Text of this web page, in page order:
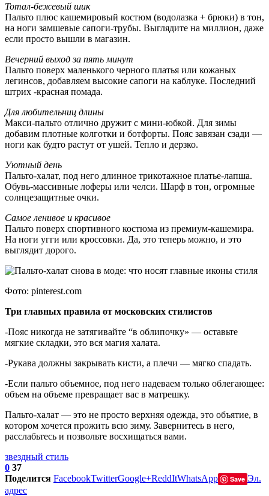
Тотал-бежевый шик
Пальто плюс кашемировый костюм (водолазка + брюки) в тон,
на ноги замшевые сапоги-трубы. Выглядите на миллион, даже
если просто вышли в магазин.
Вечерний выход за пять минут
Пальто поверх маленького черного платья или кожаных
легинсов, добавляем высокие сапоги на каблуке. Последний
штрих -красная помада.
Для любительниц длины
Макси-пальто отлично дружит с мини-юбкой. Для зимы
добавим плотные колготки и ботфорты. Пояс завязан сзади —
ноги как будто растут от ушей. Тепло и дерзко.
Уютный день
Пальто-халат, под него длинное трикотажное платье-лапша.
Обувь-массивные лоферы или челси. Шарф в тон, огромные
солнцезащитные очки.
Самое ленивое и красивое
Пальто поверх спортивного костюма из премиум-кашемира.
На ноги угги или кроссовки. Да, это теперь можно, и это
выглядит дорого.
Фото: pinterest.com
Три главных правила от московских стилистов
-Пояс никогда не затягивайте “в облипочку» — оставьте
мягкие складки, это вся магия халата.
-Рукава должны закрывать кисти, а плечи — мягко спадать.
-Если пальто объемное, под него надеваем только облегающее:
объем на объеме превращает вас в матрешку.
Пальто-халат — это не просто верхняя одежда, это объятие, в
котором хочется прожить всю зиму. Завернитесь в него,
расслабьтесь и позвольте восхищаться вами.
звездный стиль
0 37
Поделится FacebookTwitterGoogle+ReddItWhatsApp Save Эл.
адрес